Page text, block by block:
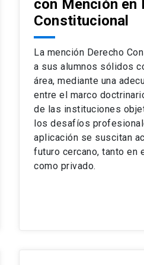
del programa hasta 8
principalmente a
expectativas profesionales,
de graduación de diciembre a
complejo y sofisticado
de nuestros alumnos,
especialmente orientado a
lectivos, seminarios de
en los problemas legales
perfeccionamiento en los
compleja de los problemas
académico como en lo
con Mención en
Constitucional
La mención Derecho
a sus alumnos sólidos
área, mediante una
entre el marco
de las instituciones
los desafíos
aplicación se suscitan
futuro cercano, tanto en
como privado.